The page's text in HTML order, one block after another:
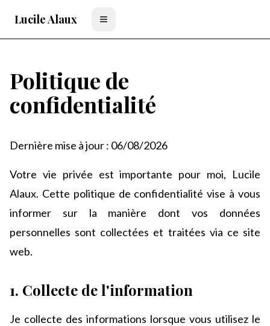
Lucile Alaux Ouvrir la navigation
Politique de
confidentialité
Dernière mise à jour : 06/08/2026
Votre vie privée est importante pour moi, Lucile
Alaux. Cette politique de confidentialité vise à vous
informer sur la manière dont vos données
personnelles sont collectées et traitées via ce site
web.
1. Collecte de l'information
Je collecte des informations lorsque vous utilisez le